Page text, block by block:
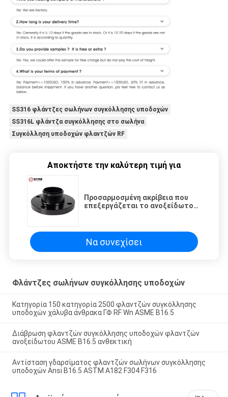
SS316 φλάντζες σωλήνων συγκόλλησης υποδοχών
SS316L φλάντζα συγκόλλησης στο σωλήνα
Συγκόλληση υποδοχών φλαντζών RF
Αποκτήστε την καλύτερη τιμή για
Προσαρμοσμένη ακρίβεια που
επεξεργάζεται το ανοξείδωτο
στη μηχανή
Να συνεχίσει
Φλάντζες σωλήνων συγκόλλησης υποδοχών
Κατηγορία 150 κατηγορία 2500 φλαντζών συγκόλλησης
υποδοχών χάλυβα άνθρακα ΓΦ RF Wn ASME B16.5
Διάβρωση φλαντζών συγκόλλησης υποδοχών φλαντζών
ανοξείδωτου ASME B16.5 ανθεκτική
Αντίσταση γδαρσίματος φλαντζών σωλήνων συγκόλλησης
υποδοχών Ansi B16.5 ASTM A182 F304 F316